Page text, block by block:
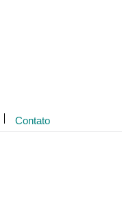
Contato